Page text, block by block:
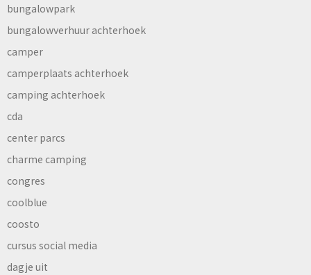
bungalowpark
bungalowverhuur achterhoek
camper
camperplaats achterhoek
camping achterhoek
cda
center parcs
charme camping
congres
coolblue
coosto
cursus social media
dagje uit